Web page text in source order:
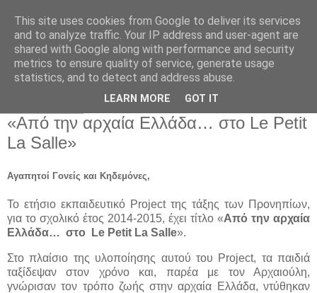
Παιδικός Σταθμός-
Νηπιαγωγείο "ΔΕΛΑΣΑΛ"
«Από την αρχαία Ελλάδα… στο Le Petit
La Salle»
Αγαπητοί Γονείς και Κηδεμόνες,
Το ετήσιο εκπαιδευτικό Project της τάξης των Προνηπίων,
για το σχολικό έτος 2014-2015, έχει τίτλο «Από την αρχαία
Ελλάδα… στο
Le Petit La Salle».
Στο πλαίσιο της υλοποίησης αυτού του Project, τα παιδιά
ταξίδεψαν στον χρόνο και, παρέα με τον Αρχαιούλη,
γνώρισαν τον τρόπο ζωής στην αρχαία Ελλάδα, ντύθηκαν
This site uses cookies from Google to deliver its services
and to analyze traffic. Your IP address and user-agent are
shared with Google along with performance and security
metrics to ensure quality of service, generate usage
statistics, and to detect and address abuse.
LEARN MORE GOT IT